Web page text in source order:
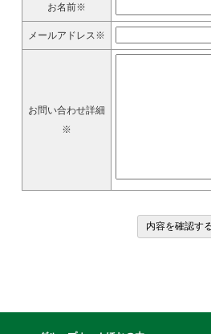
お名前※
メールアドレス※
お問い合わせ詳細
※